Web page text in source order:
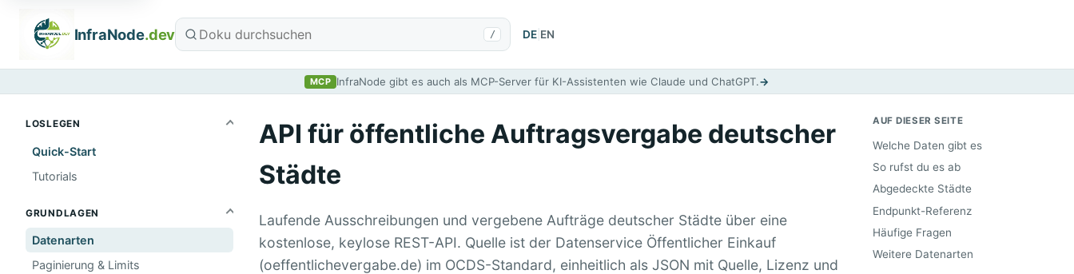
InfraNode.dev / DE EN
MCP InfraNode gibt es auch als MCP-Server für KI-Assistenten wie Claude und ChatGPT.→
LOSLEGEN
Quick-Start
Tutorials
GRUNDLAGEN
Datenarten
Paginierung & Limits
API für öffentliche Auftragsvergabe deutscher
Städte
Laufende Ausschreibungen und vergebene Aufträge deutscher Städte über eine
kostenlose, keylose REST-API. Quelle ist der Datenservice Öffentlicher Einkauf
(oeffentlichevergabe.de) im OCDS-Standard, einheitlich als JSON mit Quelle, Lizenz und
AUF DIESER SEITE
Welche Daten gibt es
So rufst du es ab
Abgedeckte Städte
Endpunkt-Referenz
Häufige Fragen
Weitere Datenarten